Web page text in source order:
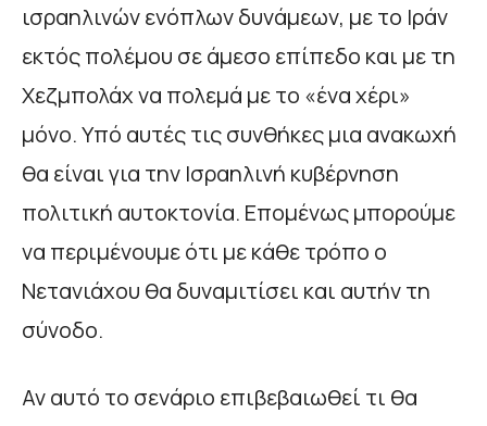
ισραηλινών ενόπλων δυνάμεων, με το Ιράν
εκτός πολέμου σε άμεσο επίπεδο και με τη
Χεζμπολάχ να πολεμά με το «ένα χέρι»
μόνο. Υπό αυτές τις συνθήκες μια ανακωχή
θα είναι για την Ισραηλινή κυβέρνηση
πολιτική αυτοκτονία. Επομένως μπορούμε
να περιμένουμε ότι με κάθε τρόπο ο
Νετανιάχου θα δυναμιτίσει και αυτήν τη
σύνοδο.
Αν αυτό το σενάριο επιβεβαιωθεί τι θα